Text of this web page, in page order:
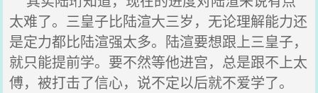
太难了。三皇子比陆渲大三岁，无论理解能力还
是定力都比陆渲强太多。陆渲要想跟上三皇子，
就只能提前学。要不然等他进宫，总是跟不上太
傅，被打击了信心，说不定以后就不爱学了。